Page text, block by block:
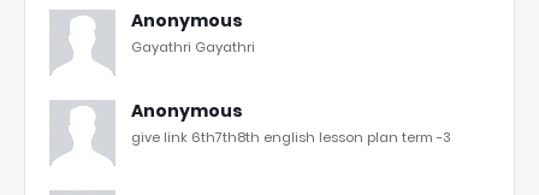
Anonymous
Gayathri Gayathri
Anonymous
give link 6th7th8th english lesson plan term -3